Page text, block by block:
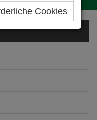
Cookies